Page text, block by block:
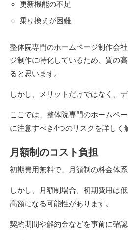
更新機能の不足
乗り換えが困難
整体院専門のホームページ制作会
ジ制作に特化しているため、質の
ると思います。
しかし、メリットだけではなく、
ここでは、整体院専門のホームペ
に注意すべき4つのリスクを詳しく
月額制のコスト負担
初期費用無料で、月額制の料金体
しかし、月額制場合、初期費用は
高額になる可能性があります。
契約期間や解約金などを事前に確認